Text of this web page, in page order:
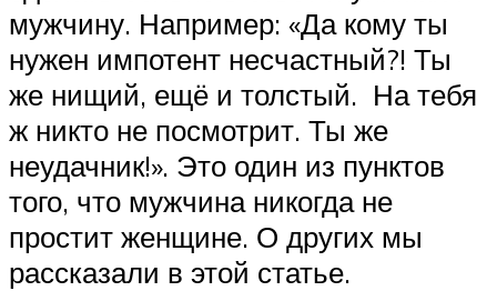
мужчину. Например: «Да кому ты
нужен импотент несчастный?! Ты
же нищий, ещё и толстый. На тебя
ж никто не посмотрит. Ты же
неудачник!». Это один из пунктов
того, что мужчина никогда не
простит женщине. О других мы
рассказали в этой статье.